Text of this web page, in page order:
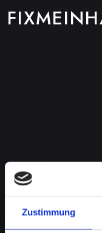
Zustimmung